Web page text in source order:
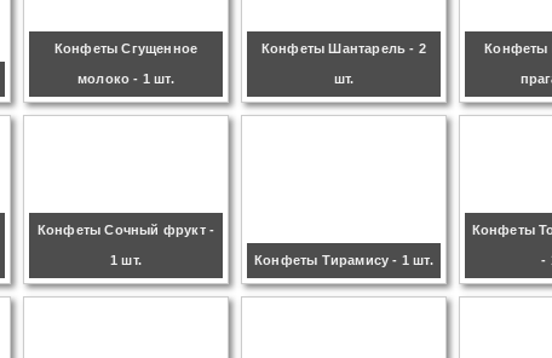
Конфеты Сгущенное
молоко - 1 шт.
Конфеты Шантарель - 2
шт.
Конфеты
Конфеты Сочный фрукт -
1 шт. Конфеты Тирамису - 1 шт.
Конфеты
-